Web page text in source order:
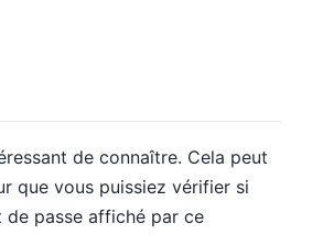
de connaître. Cela peut
que vous puissiez vérifier si
de passe affiché par ce